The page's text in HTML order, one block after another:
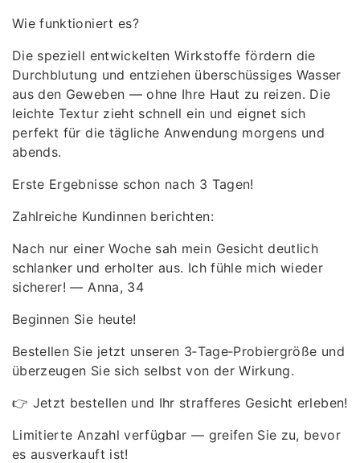
Wie funktioniert es?
Die speziell entwickelten Wirkstoffe fördern die
Durchblutung und entziehen überschüssiges Wasser
aus den Geweben — ohne Ihre Haut zu reizen. Die
leichte Textur zieht schnell ein und eignet sich
perfekt für die tägliche Anwendung morgens und
abends.
Erste Ergebnisse schon nach 3 Tagen!
Zahlreiche Kundinnen berichten:
Nach nur einer Woche sah mein Gesicht deutlich
schlanker und erholter aus. Ich fühle mich wieder
sicherer! — Anna, 34
Beginnen Sie heute!
Bestellen Sie jetzt unseren 3‑Tage‑Probiergröße und
überzeugen Sie sich selbst von der Wirkung.
👉 Jetzt bestellen und Ihr strafferes Gesicht erleben!
Limitierte Anzahl verfügbar — greifen Sie zu, bevor
es ausverkauft ist!